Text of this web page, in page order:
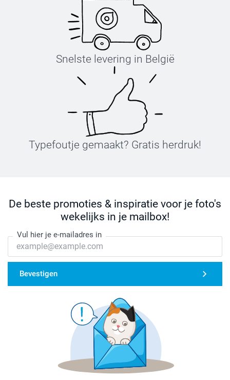
Snelste levering in België
Typefoutje gemaakt? Gratis herdruk!
De beste promoties & inspiratie voor je foto's
wekelijks in je mailbox!
Vul hier je e-mailadres in
Bevestigen